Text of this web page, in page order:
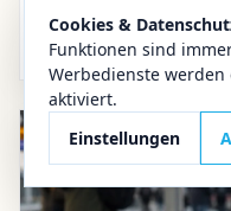
Cookies &
Funktionen sind
Werbedienste
aktiviert.
Einstellungen
Soundgarden Open
Wernigeröder